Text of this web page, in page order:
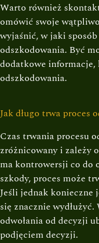
Warto również
omówić swoje
wyjaśnić, w jaki
odszkodowania. Być
dodatkowe informacje,
odszkodowania.
Jak długo trwa proces
Czas trwania procesu
zróżnicowany i zależy
ma kontrowersji co do
szkody, proces może
Jeśli jednak konieczne
się znacznie wydłużyć.
odwołania od decyzji
podjęciem decyzji.